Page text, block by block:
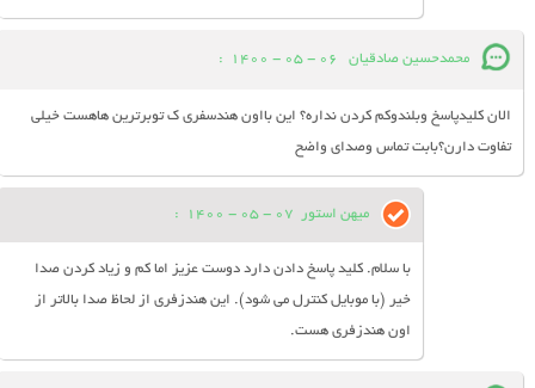
محمدحسین صادقیان 06 - 05 - 1400
:
الان کلیدپاسخ وبلندوکم کردن نداره؟ این بااون هندسفری ک توبرترین هاهست خیلی
تفاوت دارن؟بابت تماس وصدای واضح
میهن استور 07 - 05 - 1400
:
با سلام. کلید پاسخ دادن دارد دوست عزیز اما کم و زیاد کردن صدا
خیر (با موبایل کنترل می شود). این هندزفری از لحاظ صدا بالاتر از
اون هندزفری هست.